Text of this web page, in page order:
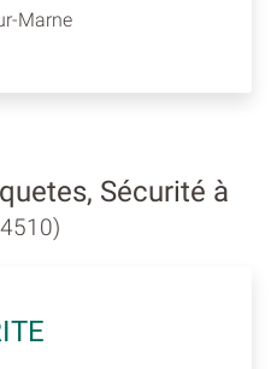
Marne
Sécurité à